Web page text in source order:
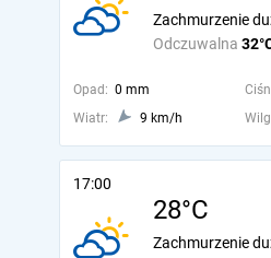
Odczuwalna
Zachmurzenie
Opad: 0 mm
Wiatr:
9 km/h
17:00
28°C
Zachmurzenie